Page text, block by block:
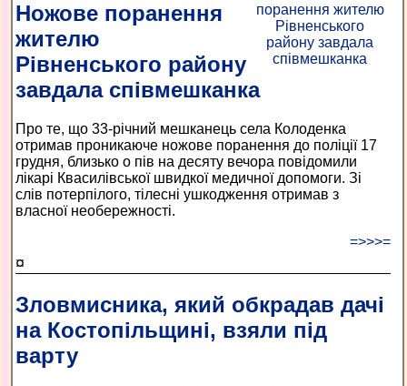
Ножове поранення
жителю
Рівненського району
завдала співмешканка
Про те, що 33-річний мешканець села Колоденка
отримав проникаюче ножове поранення до поліції 17
грудня, близько о пів на десяту вечора повідомили
лікарі Квасилівської швидкої медичної допомоги. Зі
слів потерпілого, тілесні ушкодження отримав з
власної необережності.
=>>>=
¤
Зловмисника, який обкрадав дачі
на Костопільщині, взяли під
варту